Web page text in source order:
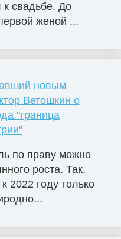
свадьбе. До
женой ...
новым
Ветошкин о
"граница
по праву можно
роста. Так,
2022 году только